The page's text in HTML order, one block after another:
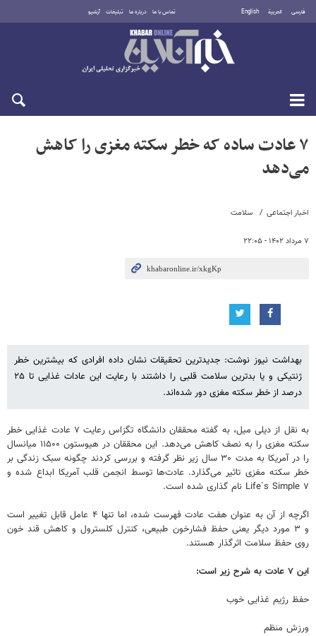
فارسی العربية English تماس با ما درباره ما تبلیغات آرشیو
پنجشنبه ۱۵ مرداد ۱۴۰۵
اخبار اجتماعی سلامت
۷ مرداد ۱۴۰۲ - ۲۲:۰۵
۷ عادت ساده که خطر سکته مغزی را کاهش
می‌دهد
بهداشت نیوز نوشت: جدیدترین تحقیقات نشان داده افرادی که بیشترین خطر
ژنتیکی و یا بدترین سلامت قلبی را داشتند با رعایت این عادات غذایی تا ۲۵
درصد از خطر سکته مغزی دور شده‌اند.
به نقل از دیلی میل، به گفته محققان دانشگاه تگزاس رعایت ۷ عادت غذایی خطر
سکته مغزی را به نصف کاهش می‌دهد. این محققان در هیوستون ۱۱۵۰۰ میانسال
را در آمریکا به مدت ۳۰ سال زیر نظر گرفته و بررسی کردند چگونه سبک زندگی بر
خطر سکته مغزی تاثیر می‌گذارد. عادت‌ها توسط انجمن قلب آمریکا ابداع شده و
Life`s Simple ۷ نام گذاری شده است.
اگرچه از آن به عنوان هفت عادت فهرست شده، اما تنها ۴ عامل قابل تغییر است
و ۳ مورد دیگر یعنی حفظ فشارخون طبیعی، کنترل کلسترول و کاهش قند خون
روی حفظ سلامت اثرگذار هستند.
این ۷ عادت به شرح زیر است:
حفظ رژیم غذایی خوب
ورزش منظم